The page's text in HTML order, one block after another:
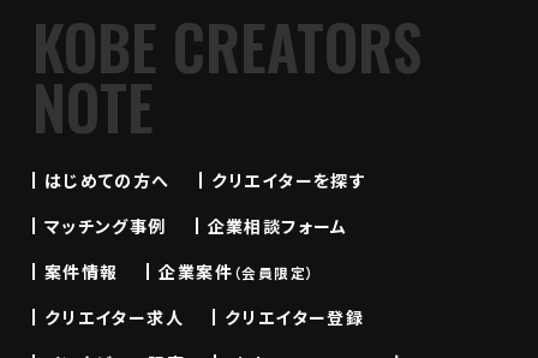
KOBE CREATORS
NOTE
はじめての方へ
クリエイターを探す
マッチング事例
企業相談フォーム
案件情報
企業案件（会員限定）
クリエイター求人
クリエイター登録